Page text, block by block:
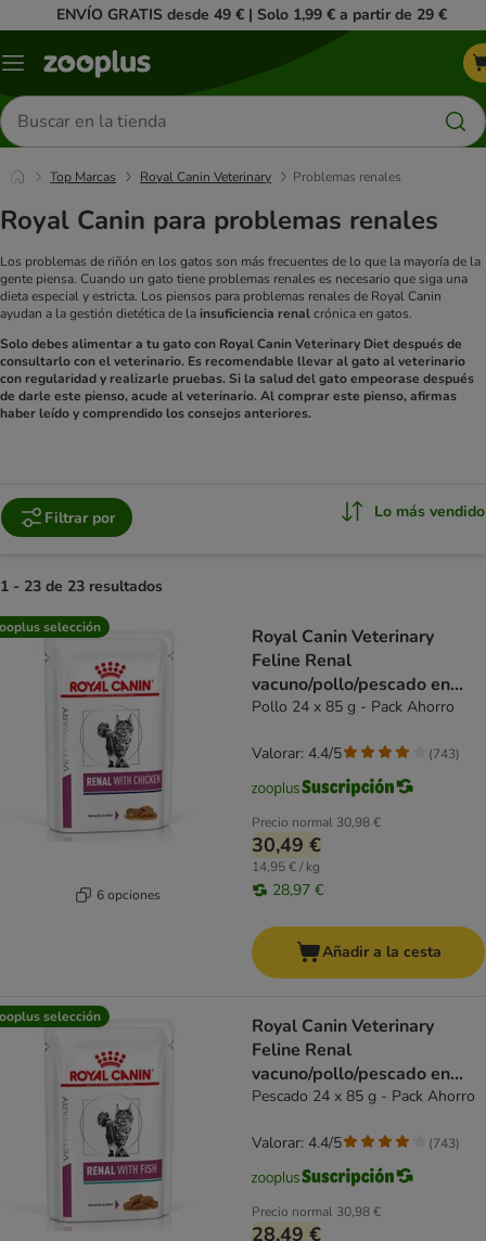
ENVÍO GRATIS desde 49 € | Solo 1,99 € a partir de 29 €
Menú
Buscar
productos
Top Marcas Royal Canin Veterinary Problemas renales
Royal Canin para problemas renales
Los problemas de riñón en los gatos son más frecuentes de lo que la mayoría de la
gente piensa. Cuando un gato tiene problemas renales es necesario que siga una
dieta especial y estricta. Los piensos para problemas renales de Royal Canin
ayudan a la gestión dietética de la insuficiencia renalcrónica en gatos.
Solo debes alimentar a tu gato con Royal Canin Veterinary Diet después de
consultarlo con el veterinario. Es recomendable llevar al gato al veterinario
con regularidad y realizarle pruebas. Si la salud del gato empeorase después
de darle este pienso, acude al veterinario. Al comprar este pienso, afirmas
haber leído y comprendido los consejos anteriores.
Filtrar por Lo más vendido
1 - 23 de 23 resultados
product items have been changed
selección
6 opciones
Royal Canin Veterinary
Feline Renal
vacuno/pollo/pescado en
salsa
Pollo 24 x 85 g - Pack Ahorro
Precio normal 30,98 €
30,49 €
14,95 € / kg
28,97 €
Valorar: 4.4/5 (743)
Añadir a la cesta
selección
Royal Canin Veterinary
Feline Renal
vacuno/pollo/pescado en
salsa
Pescado 24 x 85 g - Pack Ahorro
Precio normal 30,98 €
28,49 €
Valorar: 4.4/5 (743)